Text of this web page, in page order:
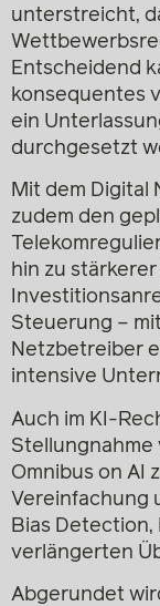
unterstreicht,
Entscheidend
konsequentes
ein
durchgesetzt
Mit dem Digital
zudem den
hin zu
Steuerung –
Netzbetreiber
intensive
Auch im KI-
Stellungnahme
Omnibus on AI
Vereinfachung
Bias
verlängerten
Abgerundet